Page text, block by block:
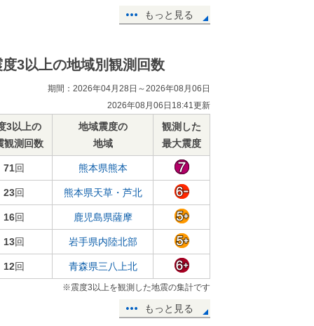
もっと見る
度3以上の地域別観測回数
期間：2026年04月28日～2026年08月06日
2026年08月06日18:41更新
3以上の
観測回数
地域震度の
地域
観測した
最大震度
71回 熊本県熊本
23回 熊本県天草・芦北
16回 鹿児島県薩摩
13回 岩手県内陸北部
12回 青森県三八上北
※震度3以上を観測した地震の集計です
もっと見る